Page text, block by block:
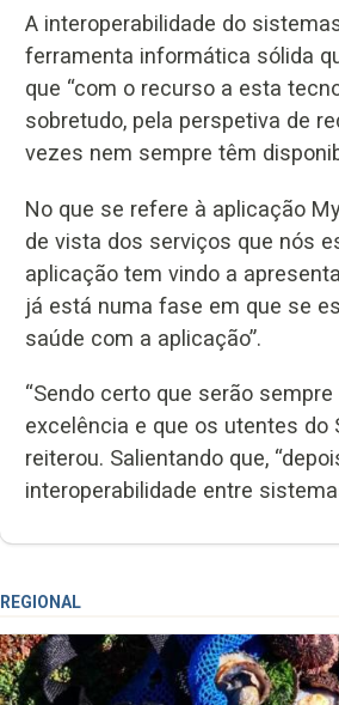
A interoperabilidade do
ferramenta informática sólida
que “com o recurso a esta
sobretudo, pela perspetiva de
vezes nem sempre têm
No que se refere à aplicação
de vista dos serviços que nós
aplicação tem vindo a
já está numa fase em que se
saúde com a aplicação”.
“Sendo certo que serão
excelência e que os utentes do
reiterou. Salientando que,
interoperabilidade entre
REGIONAL